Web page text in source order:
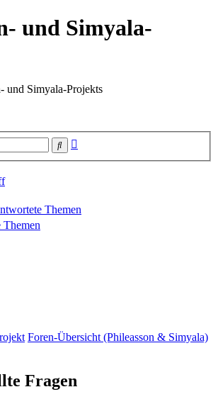
und Simyala-
und Simyala-Projekts
Suche
Themen
Foren-Übersicht (Phileasson & Simyala)
Fragen